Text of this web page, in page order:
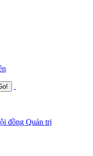
đồng Quản trị